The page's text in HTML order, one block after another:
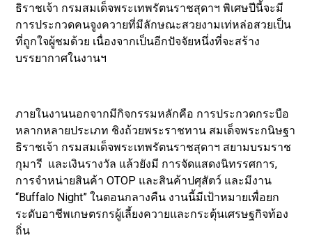
ธิราชเจ้า กรมสมเด็จพระเทพรัตนราชสุดาฯ พิเศษปีนี้จะมี
การประกวดคนจูงควายที่มีลักษณะสวยงามเท่หล่อสวยเป็น
ที่ถูกใจผู้ชมด้วย เนื่องจากเป็นอีกปัจจัยหนึ่งที่จะสร้าง
บรรยากาศในงานฯ
ภายในงานนอกจากมีกิจกรรมหลักคือ การประกวดกระบือ
หลากหลายประเภท ชิงถ้วยพระราชทาน สมเด็จพระกนิษฐา
ธิราชเจ้า กรมสมเด็จพระเทพรัตนราชสุดาฯ สยามบรมราช
กุมารี และเงินรางวัล แล้วยังมี การจัดแสดงนิทรรศการ,
การจำหน่ายสินค้า OTOP และสินค้าปศุสัตว์ และมีงาน
“Buffalo Night” ในตอนกลางคืน งานนี้มีเป้าหมายเพื่อยก
ระดับอาชีพเกษตรกรผู้เลี้ยงควายและกระตุ้นเศรษฐกิจท้อง
ถิ่น